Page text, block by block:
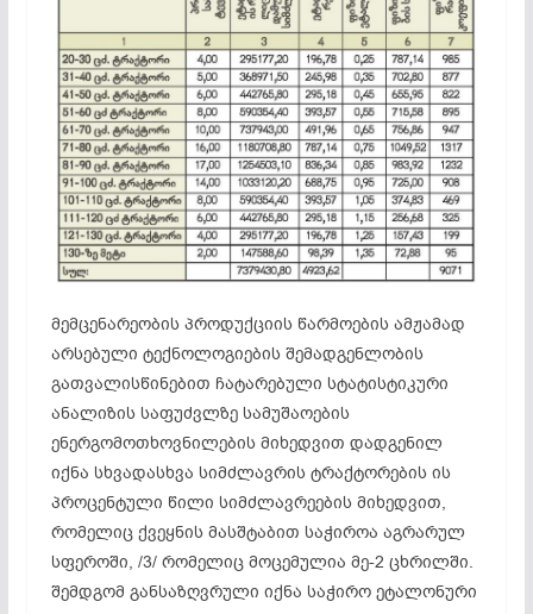
მემცენარეობის პროდუქციის წარმოების ამჟამად
არსებული ტექნოლოგიების შემადგენლობის
გათვალისწინებით ჩატარებული სტატისტიკური
ანალიზის საფუძვლზე სამუშაოების
ენერგომოთხოვნილების მიხედვით დადგენილ
იქნა სხვადასხვა სიმძლავრის ტრაქტორების ის
პროცენტული წილი სიმძლავრეების მიხედვით,
რომელიც ქვეყნის მასშტაბით საჭიროა აგრარულ
სფეროში, /3/ რომელიც მოცემულია მე-2 ცხრილში.
შემდგომ განსაზღვრული იქნა საჭირო ეტალონური